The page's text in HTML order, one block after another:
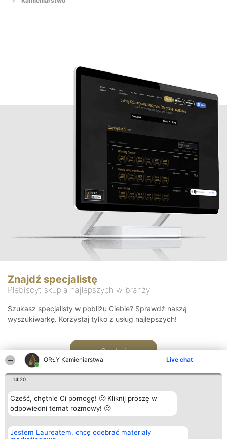
ORŁY Kamieniarstwa Live chat
14:20
Cześć, chętnie Ci pomogę! 🙂 Kliknij proszę w
odpowiedni temat rozmowy! 🙂
Jestem Laureatem, chcę odebrać materiały
Znajdź specjalistę
Plebiscyt skupia najlepszych w branży
Szukasz specjalisty w pobliżu Ciebie? Sprawdź naszą
wyszukiwarkę. Korzystaj tylko z usług najlepszych!
Szukaj
Organizator plebiscytu
Bright Side Solutions sp. z o.
Plebiscyt
Laureaci
Kontakt
Kontakt